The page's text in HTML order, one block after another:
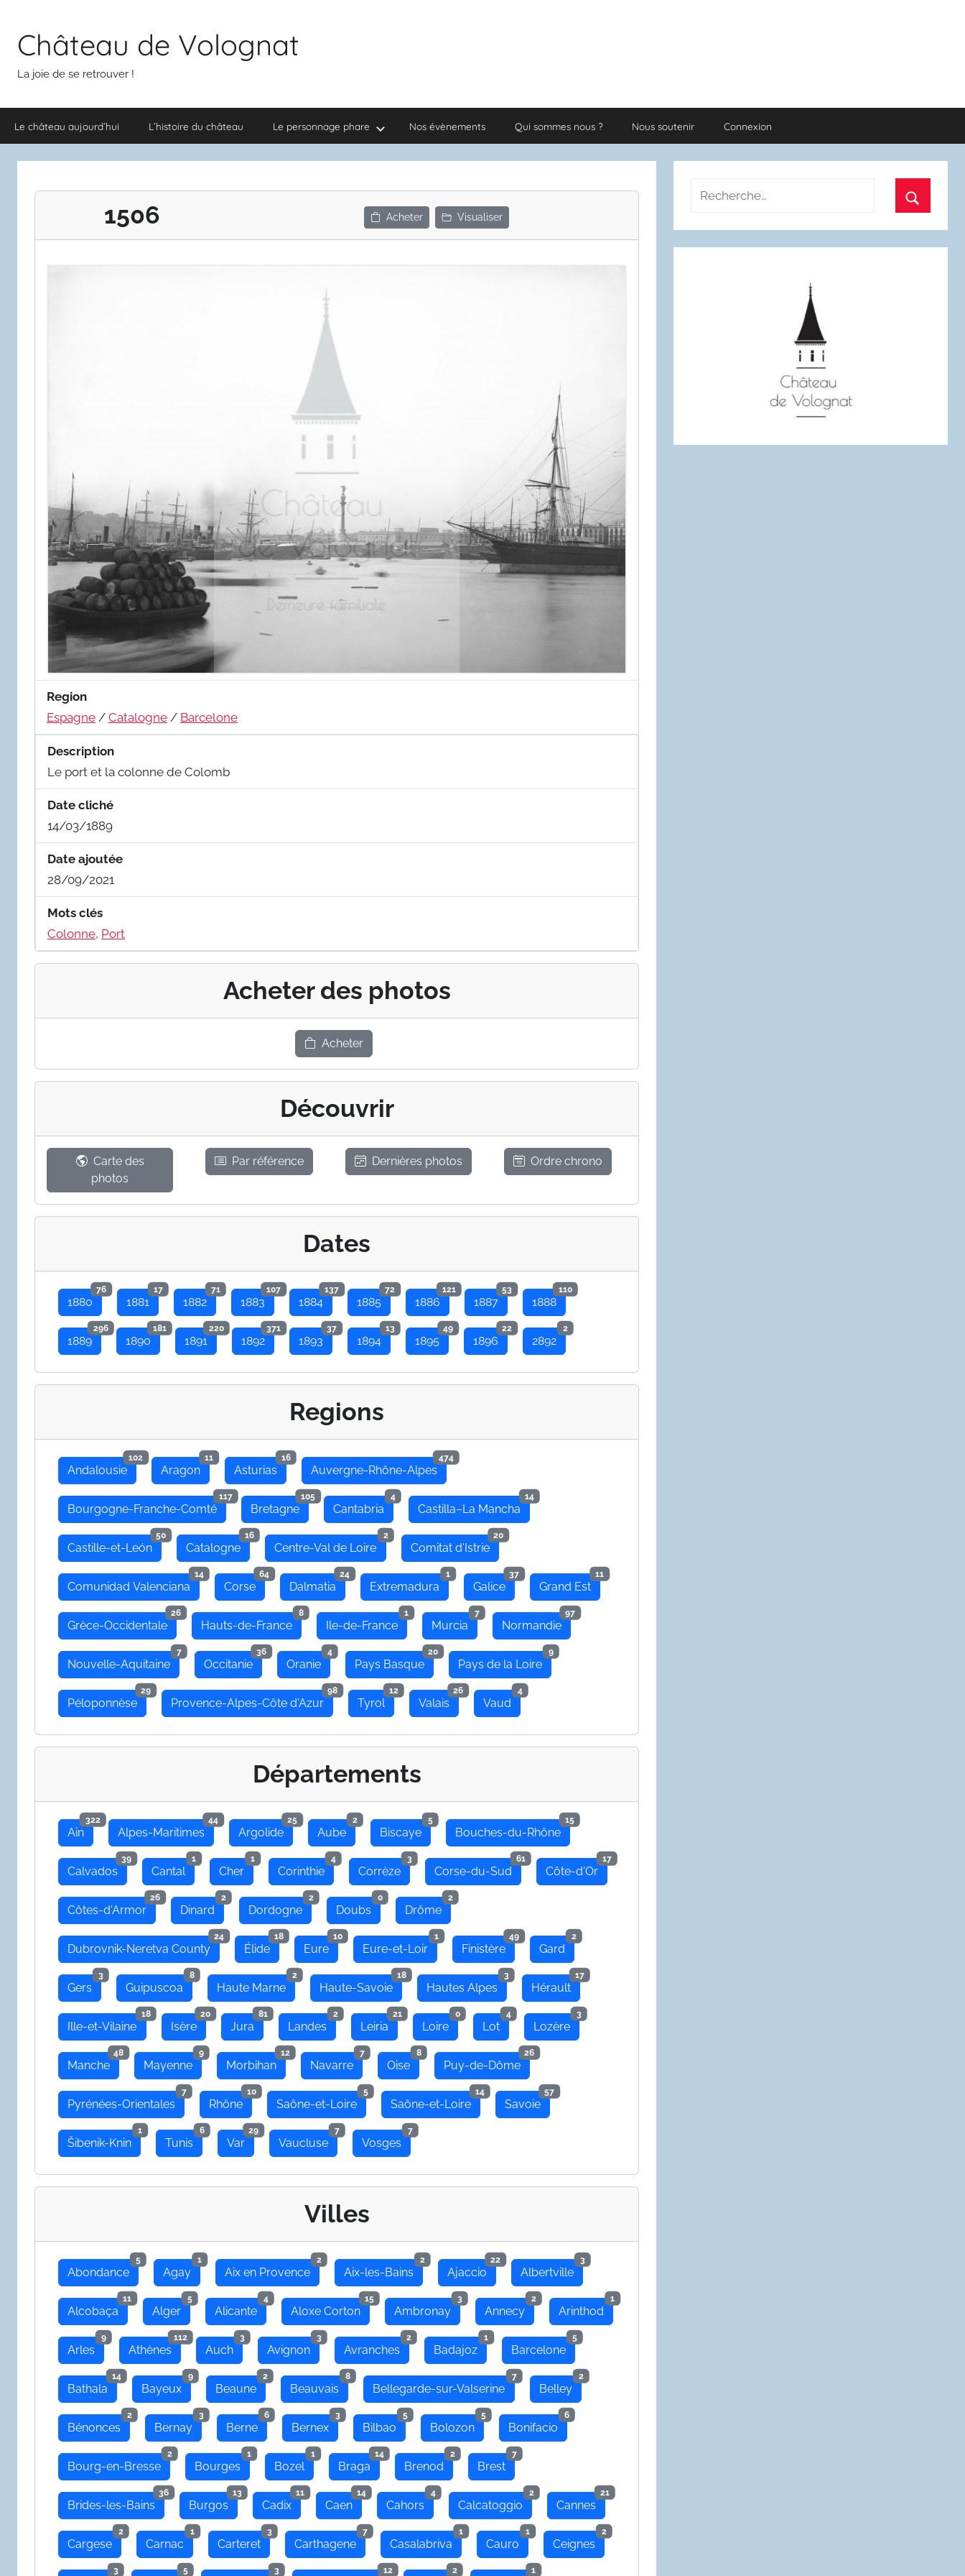
contenuChâteau de Volognat
La joie de se retrouver !
Le château aujourd’hui L’histoire du château Le personnage phare Nos évènements Qui sommes nous ? Nous soutenir Connexion
1506 Acheter Visualiser
Region
Espagne / Catalogne / Barcelone
Description
Le port et la colonne de Colomb
Date cliché
14/03/1889
Date ajoutée
28/09/2021
Mots clés
Colonne, Port
Acheter des photos
Acheter
Découvrir
Carte des
photos
Par référence Dernières photos Ordre chrono
Dates
1880
76
1881
17
1882
71
1883
107
1884
137
1885
72
1886
121
1887
53
1888
110
1889
296
1890
181
1891
220
1892
371
1893
37
1894
13
1895
49
1896
22
2892
2
Regions
Andalousie
102
Aragon
11
Asturias
16
Auvergne-Rhône-Alpes
474
Bourgogne-Franche-Comté
117
Bretagne
105
Cantabria
4
Castilla–La Mancha
14
Castille-et-León
50
Catalogne
16
Centre-Val de Loire
2
Comitat d'Istrie
20
Comunidad Valenciana
14
Corse
64
Dalmatia
24
Extremadura
1
Galice
37
Grand Est
11
Grèce-Occidentale
26
Hauts-de-France
8
Ile-de-France
1
Murcia
7
Normandie
97
Nouvelle-Aquitaine
7
Occitanie
36
Oranie
4
Pays Basque
20
Pays de la Loire
9
Péloponnèse
29
Provence-Alpes-Côte d'Azur
98
Tyrol
12
Valais
26
Vaud
4
Départements
Ain
322
Alpes-Maritimes
44
Argolide
25
Aube
2
Biscaye
5
Bouches-du-Rhône
15
Calvados
39
Cantal
1
Cher
1
Corinthie
4
Corrèze
3
Corse-du-Sud
61
Côte-d'Or
17
Côtes-d'Armor
26
Dinard
2
Dordogne
2
Doubs
0
Drôme
2
Dubrovnik-Neretva County
24
Élide
18
Eure
10
Eure-et-Loir
1
Finistère
49
Gard
2
Gers
3
Guipuscoa
8
Haute Marne
2
Haute-Savoie
18
Hautes Alpes
3
Hérault
17
Ille-et-Vilaine
18
Isère
20
Jura
81
Landes
2
Leiria
21
Loire
0
Lot
4
Lozère
3
Manche
48
Mayenne
9
Morbihan
12
Navarre
7
Oise
8
Puy-de-Dôme
26
Pyrénées-Orientales
7
Rhône
10
Saône-et-Loire
5
Saône-et-Loire
14
Savoie
57
Šibenik-Knin
1
Tunis
6
Var
29
Vaucluse
7
Vosges
7
Villes
Abondance
5
Agay
1
Aix en Provence
2
Aix-les-Bains
2
Ajaccio
22
Albertville
3
Alcobaça
11
Alger
5
Alicante
4
Aloxe Corton
15
Ambronay
3
Annecy
2
Arinthod
1
Arles
9
Athènes
112
Auch
3
Avignon
3
Avranches
2
Badajoz
1
Barcelone
5
Bathala
14
Bayeux
9
Beaune
2
Beauvais
8
Bellegarde-sur-Valserine
7
Belley
2
Bénonces
2
Bernay
3
Berne
6
Bernex
3
Bilbao
5
Bolozon
5
Bonifacio
6
Bourg-en-Bresse
2
Bourges
1
Bozel
1
Braga
14
Brenod
2
Brest
7
Brides-les-Bains
36
Burgos
13
Cadix
11
Caen
14
Cahors
4
Calcatoggio
2
Cannes
21
Cargese
2
Carnac
1
Carteret
3
Carthagene
7
Casalabriva
1
Cauro
1
Ceignes
2
3 5 3 12 2 1
Recherche
: